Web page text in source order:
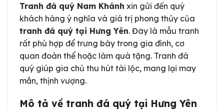
Tranh đá quý Nam Khánh xin gửi đến quý
khách hàng ý nghĩa và giá trị phong thủy của
tranh đá quý tại Hưng Yên. Đây là mẫu tranh
rất phù hợp để trưng bày trong gia đình, cơ
quan đoàn thể hoặc làm quà tặng. Tranh đá
quý giúp gia chủ thu hút tài lộc, mang lại may
mắn, thịnh vượng.
Mô tả về tranh đá quý tại Hưng Yên